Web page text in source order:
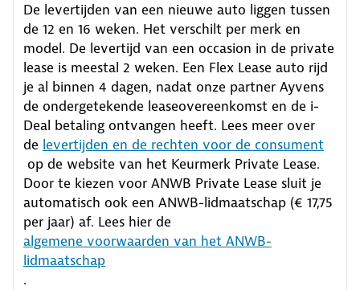
De levertijden van een nieuwe auto liggen tussen
de 12 en 16 weken. Het verschilt per merk en
model. De levertijd van een occasion in de private
lease is meestal 2 weken. Een Flex Lease auto rijd
je al binnen 4 dagen, nadat onze partner Ayvens
de ondergetekende leaseovereenkomst en de i-
Deal betaling ontvangen heeft. Lees meer over
de levertijden en de rechten voor de consument
op de website van het Keurmerk Private Lease.
Door te kiezen voor ANWB Private Lease sluit je
automatisch ook een ANWB-lidmaatschap (€ 17,75
per jaar) af. Lees hier de
algemene voorwaarden van het ANWB-
lidmaatschap
.